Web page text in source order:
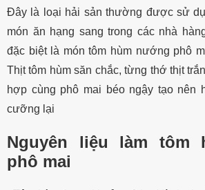
Đây là loại hải sản thường được sử
món ăn hạng sang trong các nhà
đặc biệt là món tôm hùm nướng phô
Thịt tôm hùm săn chắc, từng thớ thịt
hợp cùng phô mai béo ngậy tạo nên
cưỡng lại
Nguyên liệu làm tôm
phô mai